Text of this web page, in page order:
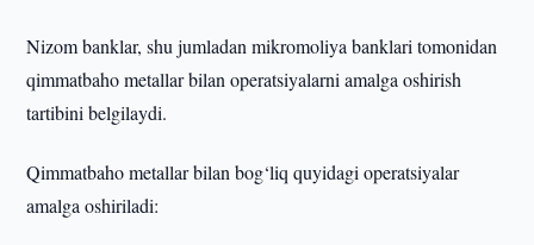
Nizom banklar, shu jumladan mikromoliya banklari tomonidan
qimmatbaho metallar bilan operatsiyalarni amalga oshirish
tartibini belgilaydi.
Qimmatbaho metallar bilan bog‘liq quyidagi operatsiyalar
amalga oshiriladi: